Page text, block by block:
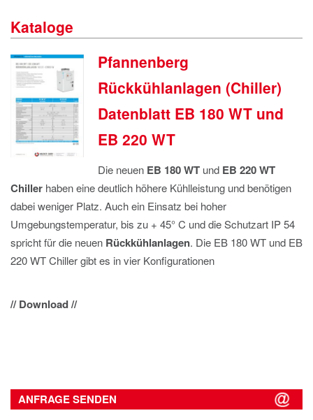
DATENSCHUTZ
Kataloge
Pfannenberg
Rückkühlanlagen (Chiller)
Datenblatt EB 180 WT und
EB 220 WT
Die neuenEB 180 WTund EB 220 WT
Chiller haben eine deutlich höhere Kühlleistung und benötigen
dabei weniger Platz. Auch ein Einsatz bei hoher
Umgebungstemperatur, bis zu + 45° C und die Schutzart IP 54
spricht für die neuen Rückkühlanlagen. Die EB 180 WT und EB
220 WT Chiller gibt es in vier Konfigurationen
// Download //
ANFRAGE SENDEN